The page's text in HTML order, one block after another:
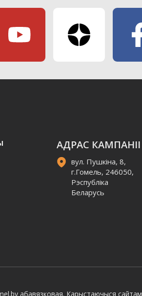
АДРАС КАМПАНІІ
вул. Пушкіна, 8,
г.Гомель, 246050,
Рэспубліка
Беларусь
абавязковая. Карыстаючыся